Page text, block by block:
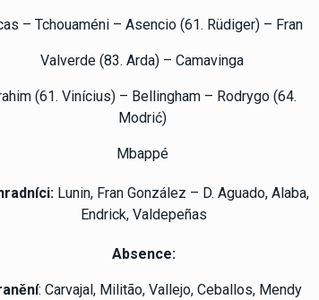
– Tchouaméni – Asencio (61. Rüdiger) – Fran
Valverde (83. Arda) – Camavinga
(61. Vinícius) – Bellingham – Rodrygo (64.
Modrić)
Mbappé
Lunin, Fran González – D. Aguado, Alaba,
Endrick, Valdepeñas
Absence:
: Carvajal, Militão, Vallejo, Ceballos, Mendy